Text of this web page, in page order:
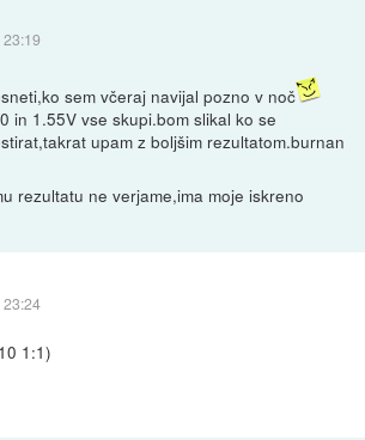
sem včeraj navijal pozno v noč
in 1.55V vse skupi.bom slikal ko se
upam z boljšim rezultatom.burnan
rezultatu ne verjame,ima moje iskreno
23:24
1:1)